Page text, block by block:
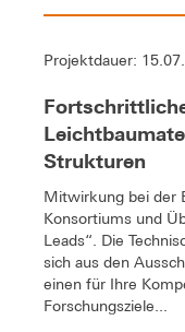
Projektdauer:
Strukturen
Mitwirkung bei der
Konsortiums und
Leads“. Die
sich aus den
einen für Ihre
Forschungsziele...